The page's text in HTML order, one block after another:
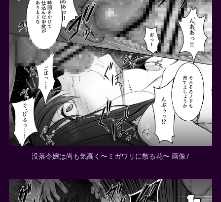
没落令嬢は尚も気高く〜ミガワリに散る花〜 画像7